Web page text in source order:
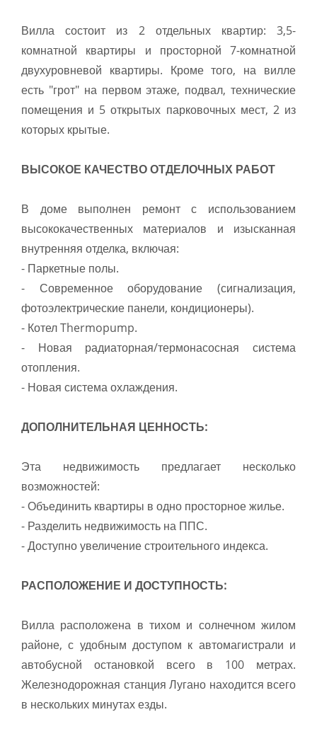
Вилла состоит из 2 отдельных квартир: 3,5-
комнатной квартиры и просторной 7-комнатной
двухуровневой квартиры. Кроме того, на вилле
есть "грот" на первом этаже, подвал, технические
помещения и 5 открытых парковочных мест, 2 из
которых крытые.
ВЫСОКОЕ КАЧЕСТВО ОТДЕЛОЧНЫХ РАБОТ
В доме выполнен ремонт с использованием
высококачественных материалов и изысканная
внутренняя отделка, включая:
- Паркетные полы.
- Современное оборудование (сигнализация,
фотоэлектрические панели, кондиционеры).
- Котел Thermopump.
- Новая радиаторная/термонасосная система
отопления.
- Новая система охлаждения.
ДОПОЛНИТЕЛЬНАЯ ЦЕННОСТЬ:
Эта недвижимость предлагает несколько
возможностей:
- Объединить квартиры в одно просторное жилье.
- Разделить недвижимость на ППС.
- Доступно увеличение строительного индекса.
РАСПОЛОЖЕНИЕ И ДОСТУПНОСТЬ:
Вилла расположена в тихом и солнечном жилом
районе, с удобным доступом к автомагистрали и
автобусной остановкой всего в 100 метрах.
Железнодорожная станция Лугано находится всего
в нескольких минутах езды.